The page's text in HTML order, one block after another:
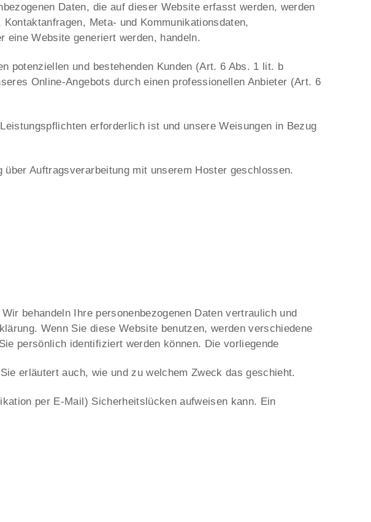
Daten, die auf dieser Website erfasst werden, werden
Meta- und Kommunikationsdaten,
eine Website generiert werden, handeln.
potenziellen und bestehenden Kunden (Art. 6 Abs. 1 lit. b
Online-Angebots durch einen professionellen Anbieter (Art. 6
erforderlich ist und unsere Weisungen in Bezug
Auftragsverarbeitung mit unserem Hoster geschlossen.
behandeln Ihre personenbezogenen Daten vertraulich und
Wenn Sie diese Website benutzen, werden verschiedene
persönlich identifiziert werden können. Die vorliegende
erläutert auch, wie und zu welchem Zweck das geschieht.
per E-Mail) Sicherheitslücken aufweisen kann. Ein